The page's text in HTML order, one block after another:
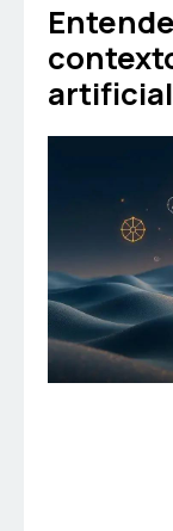
artificial